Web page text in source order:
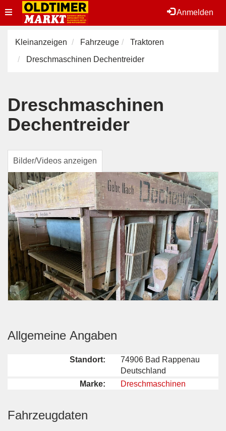
Anmelden
Toggle
navigation
Kleinanzeigen Fahrzeuge
Traktoren
Dreschmaschinen Dechentreider
Dreschmaschinen
Dechentreider
Bilder/Videos anzeigen
Allgemeine Angaben
Standort:
74906 Bad Rappenau
Deutschland
Marke:
Dreschmaschinen
Fahrzeugdaten